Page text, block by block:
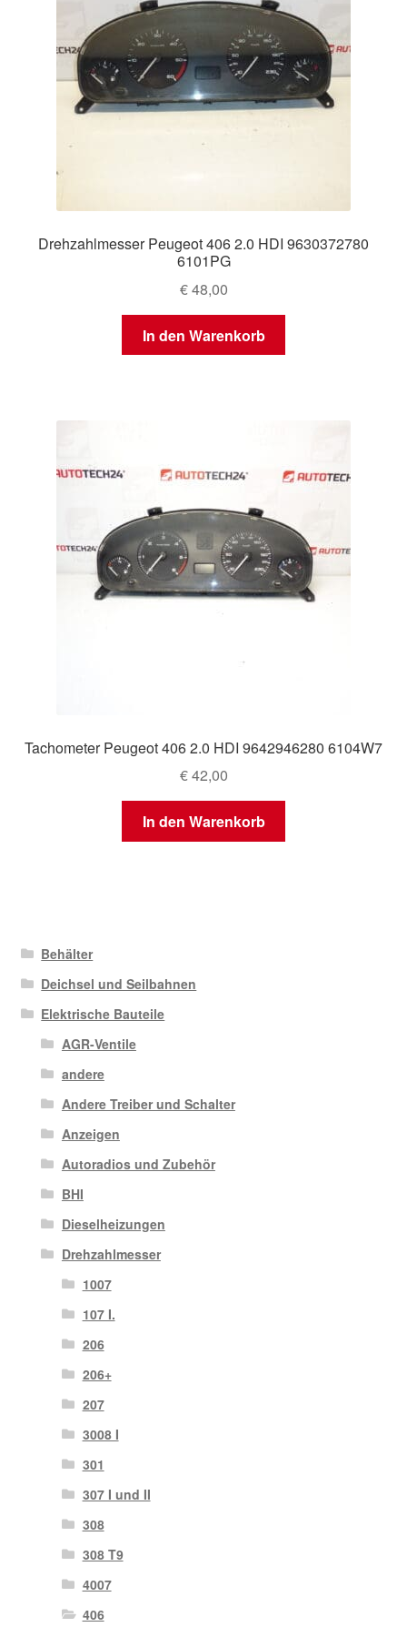
Drehzahlmesser Peugeot 406 2.0 HDI 9630372780
6101PG
€48,00
In den Warenkorb
Tachometer Peugeot 406 2.0 HDI 9642946280 6104W7
€42,00
In den Warenkorb
Behälter
Deichsel und Seilbahnen
Elektrische Bauteile
AGR-Ventile
andere
Andere Treiber und Schalter
Anzeigen
Autoradios und Zubehör
BHI
Dieselheizungen
Drehzahlmesser
1007
107 I.
206
206+
207
3008 I
301
307 I und II
308
308 T9
4007
406